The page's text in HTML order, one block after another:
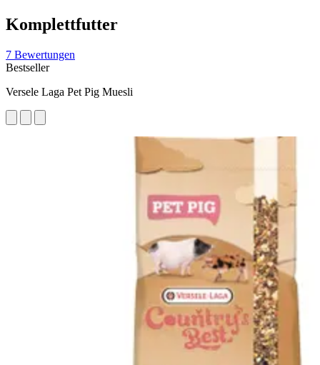
Komplettfutter
7 Bewertungen
Bestseller
Versele Laga Pet Pig Muesli